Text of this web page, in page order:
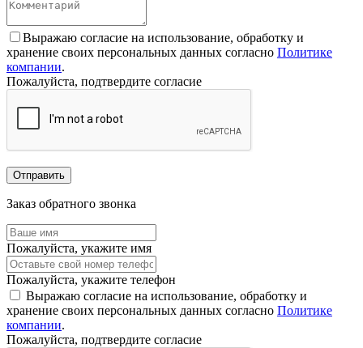
Выражаю согласие на использование, обработку и
хранение своих персональных данных согласно Политике
компании.
Пожалуйста, подтвердите согласие
Отправить
Заказ обратного звонка
Пожалуйста, укажите имя
Пожалуйста, укажите телефон
Выражаю согласие на использование, обработку и
хранение своих персональных данных согласно Политике
компании.
Пожалуйста, подтвердите согласие